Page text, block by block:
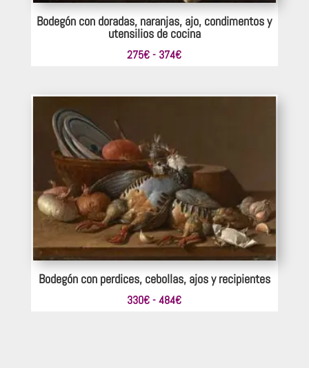
Bodegón con doradas, naranjas, ajo, condimentos y
utensilios de cocina
275€ - 374€Rango
374€
Bodegón con perdices, cebollas, ajos y recipientes
330€ - 484€Rango